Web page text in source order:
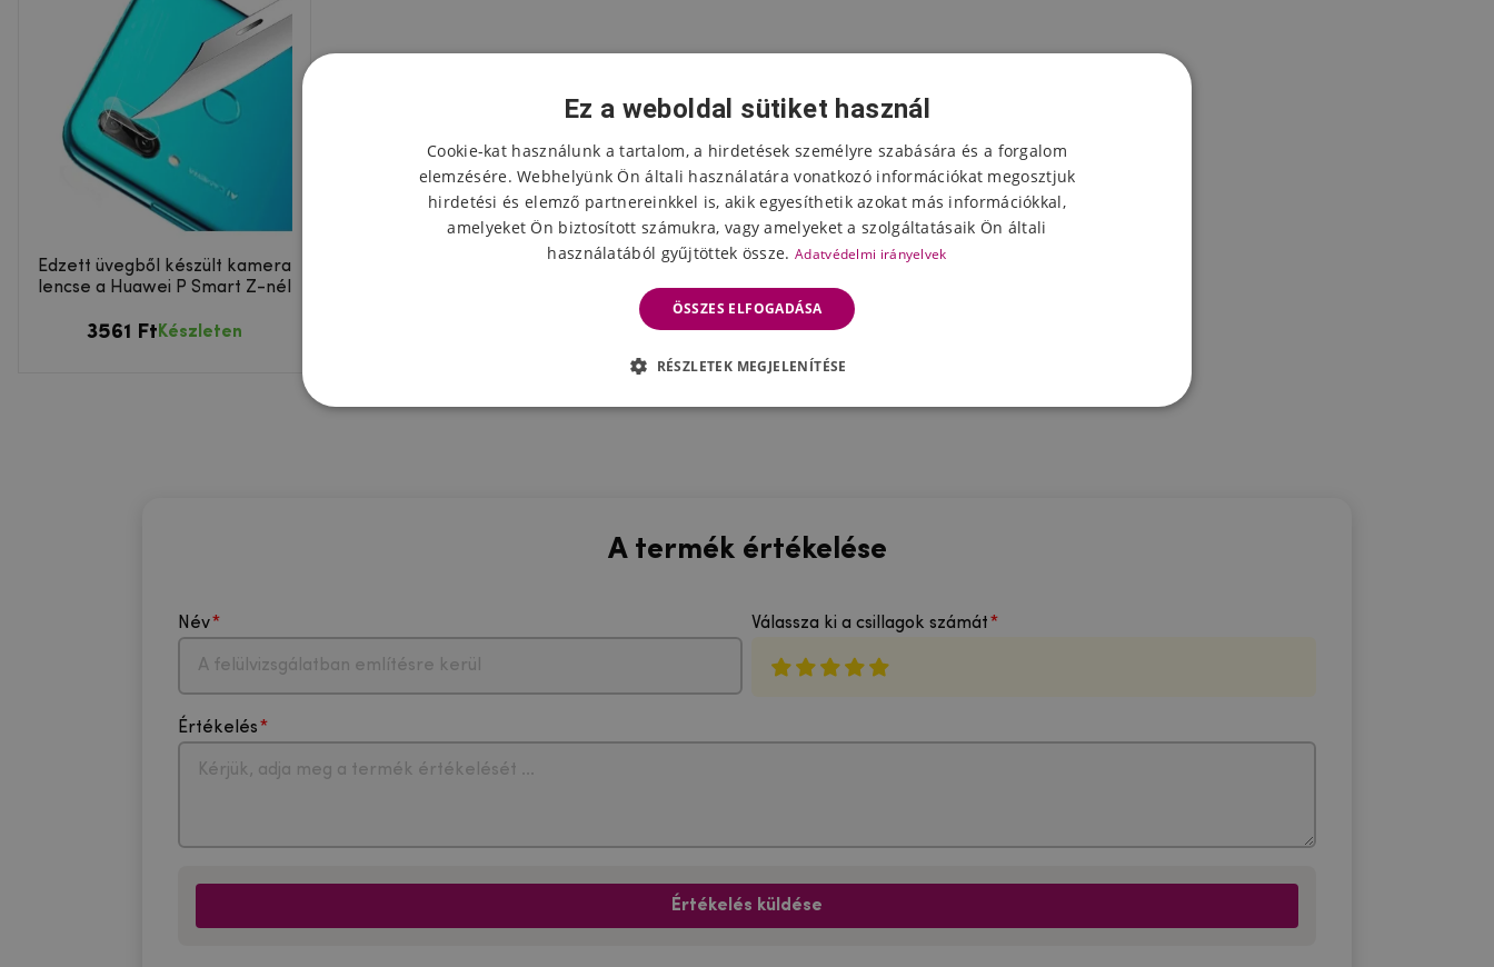
Edzett üvegből készült kamera
lencse a Huawei P Smart Z-nél
3561 Ft Készleten
A termék értékelése
Név Válassza ki a csillagok számát
Értékelés
Értékelés küldése
Ez a weboldal sütiket használ
Cookie-kat használunk a tartalom, a hirdetések személyre szabására és a forgalom
elemzésére. Webhelyünk Ön általi használatára vonatkozó információkat megosztjuk
hirdetési és elemző partnereinkkel is, akik egyesíthetik azokat más információkkal,
amelyeket Ön biztosított számukra, vagy amelyeket a szolgáltatásaik Ön általi
használatából gyűjtöttek össze. Adatvédelmi irányelvek
ÖSSZES ELFOGADÁSA
RÉSZLETEK MEGJELENÍTÉSE